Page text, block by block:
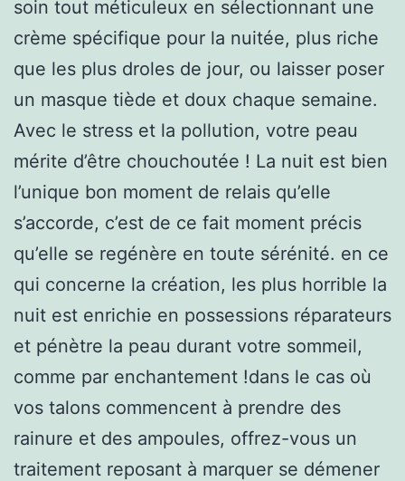
soin tout méticuleux en sélectionnant une
crème spécifique pour la nuitée, plus riche
que les plus droles de jour, ou laisser poser
un masque tiède et doux chaque semaine.
Avec le stress et la pollution, votre peau
mérite d’être chouchoutée ! La nuit est bien
l’unique bon moment de relais qu’elle
s’accorde, c’est de ce fait moment précis
qu’elle se regénère en toute sérénité. en ce
qui concerne la création, les plus horrible la
nuit est enrichie en possessions réparateurs
et pénètre la peau durant votre sommeil,
comme par enchantement !dans le cas où
vos talons commencent à prendre des
rainure et des ampoules, offrez-vous un
traitement reposant à marquer se démener